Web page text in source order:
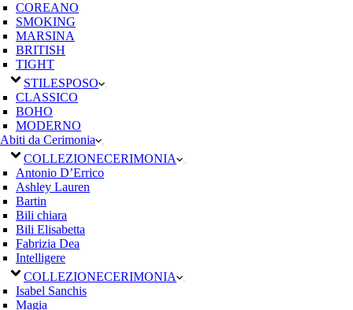
COREANO
SMOKING
MARSINA
BRITISH
TIGHT
STILESPOSO
CLASSICO
BOHO
MODERNO
Abiti da Cerimonia
COLLEZIONECERIMONIA
Antonio D’Errico
Ashley Lauren
Bartin
Bili chiara
Bili Elisabetta
Fabrizia Dea
Intelligere
COLLEZIONECERIMONIA
Isabel Sanchis
Magia